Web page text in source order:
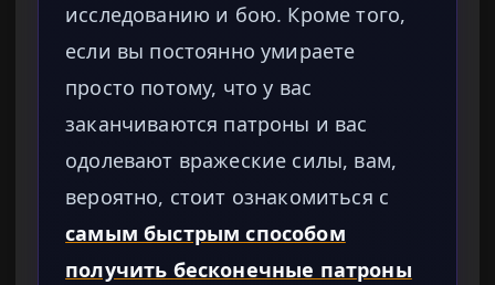
исследованию и бою. Кроме того,
если вы постоянно умираете
просто потому, что у вас
заканчиваются патроны и вас
одолевают вражеские силы, вам,
вероятно, стоит ознакомиться с
самым быстрым способом
получить бесконечные патроны